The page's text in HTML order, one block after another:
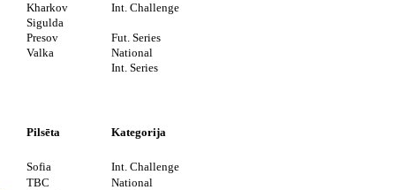
Kharkov
Int. Challenge
Sigulda
Presov
Fut. Series
Valka
National
Int. Series
Pilsēta Kategorija
Sofia
Int. Challenge
TBC
National